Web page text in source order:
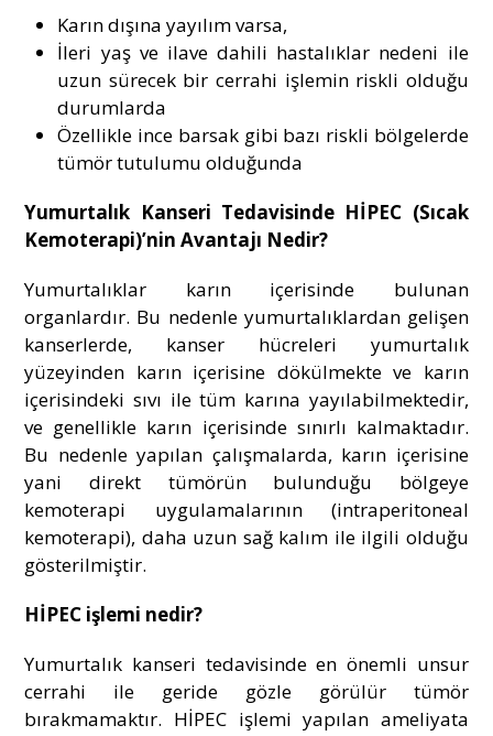
Karın dışına yayılım varsa,
İleri yaş ve ilave dahili hastalıklar nedeni ile
uzun sürecek bir cerrahi işlemin riskli olduğu
durumlarda
Özellikle ince barsak gibi bazı riskli bölgelerde
tümör tutulumu olduğunda
Yumurtalık Kanseri Tedavisinde HİPEC (Sıcak
Kemoterapi)’nin Avantajı Nedir?
Yumurtalıklar karın içerisinde bulunan
organlardır. Bu nedenle yumurtalıklardan gelişen
kanserlerde, kanser hücreleri yumurtalık
yüzeyinden karın içerisine dökülmekte ve karın
içerisindeki sıvı ile tüm karına yayılabilmektedir,
ve genellikle karın içerisinde sınırlı kalmaktadır.
Bu nedenle yapılan çalışmalarda, karın içerisine
yani direkt tümörün bulunduğu bölgeye
kemoterapi uygulamalarının (intraperitoneal
kemoterapi), daha uzun sağ kalım ile ilgili olduğu
gösterilmiştir.
HİPEC işlemi nedir?
Yumurtalık kanseri tedavisinde en önemli unsur
cerrahi ile geride gözle görülür tümör
bırakmamaktır. HİPEC işlemi yapılan ameliyata